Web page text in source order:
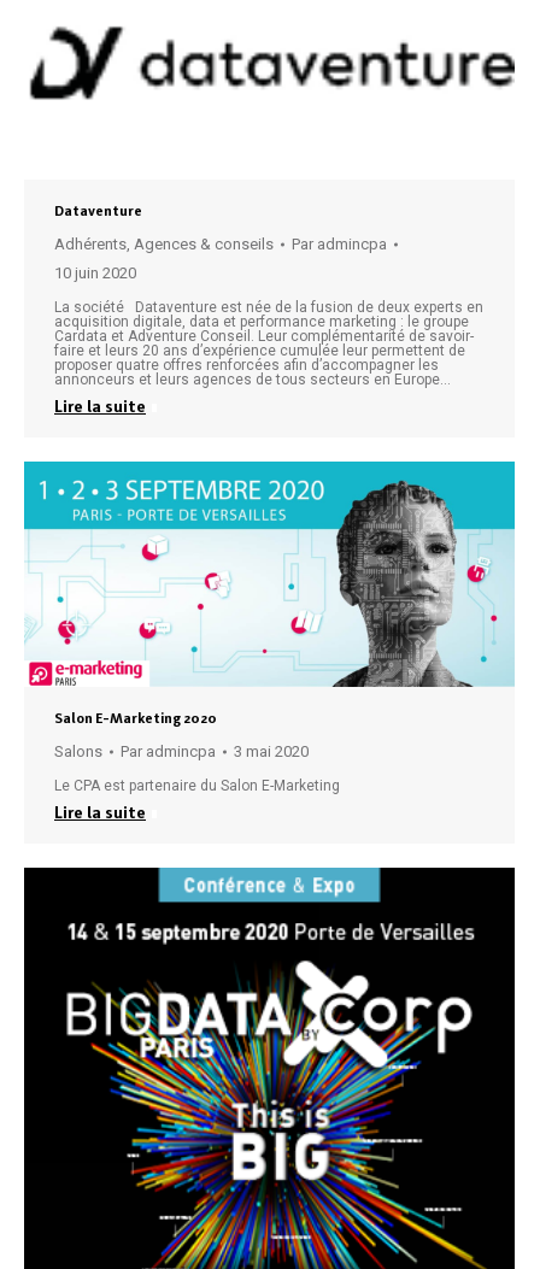
Dataventure
Adhérents, Agences & conseils Par admincpa
10 juin 2020
La société Dataventure est née de la fusion de deux experts en
acquisition digitale, data et performance marketing : le groupe
Cardata et Adventure Conseil. Leur complémentarité de savoir-
faire et leurs 20 ans d’expérience cumulée leur permettent de
proposer quatre offres renforcées afin d’accompagner les
annonceurs et leurs agences de tous secteurs en Europe…
Lire la suite
Salon E-Marketing 2020
Salons Par admincpa 3 mai 2020
Le CPA est partenaire du Salon E-Marketing
Lire la suite